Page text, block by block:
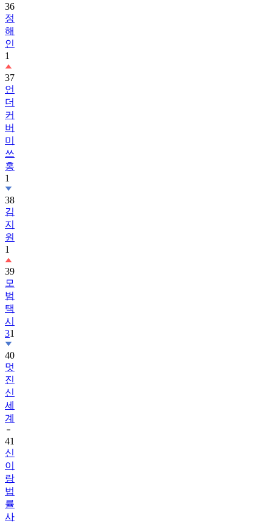
36
정
해
인
1
37
언
더
커
버
미
쓰
홍
1
38
김
지
원
1
39
모
범
택
시
31
40
멋
진
신
세
계
41
신
이
랑
법
률
사